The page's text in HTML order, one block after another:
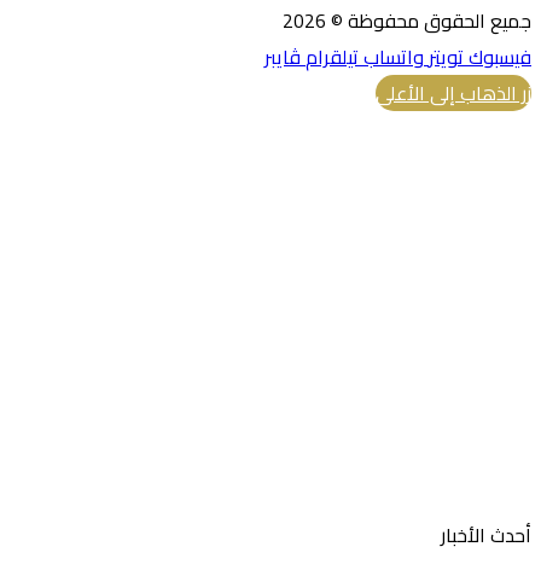
جميع الحقوق محفوظة © 2026
فيسبوكتويتر واتسابتيلقرامڤايبر
زر الذهاب إلى الأعلى
أحدث الأخبار